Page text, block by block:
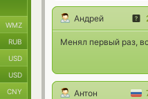
Андрей
Менял первый раз,
Антон
WMZ
RUB
USD
USD
CNY